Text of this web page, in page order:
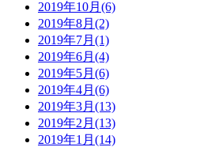
2019年10月(6)
2019年8月(2)
2019年7月(1)
2019年6月(4)
2019年5月(6)
2019年4月(6)
2019年3月(13)
2019年2月(13)
2019年1月(14)